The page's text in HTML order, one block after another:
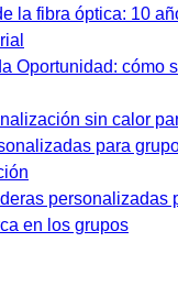
la fibra óptica: 10
Oportunidad: cómo
sin calor
para
personalizadas
en los grupos